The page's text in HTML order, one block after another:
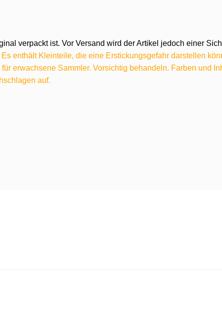
verpackt ist. Vor Versand wird der Artikel jedoch einer
enthält Kleinteile, die eine Erstickungsgefahr darstellen
erwachsene Sammler. Vorsichtig behandeln. Farben und
auf.